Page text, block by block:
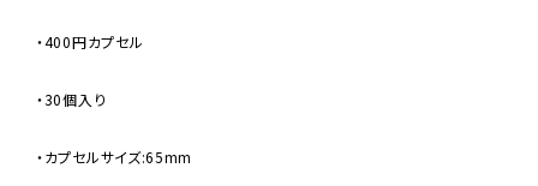
・400円カプセル
・30個入り
・カプセルサイズ:65mm